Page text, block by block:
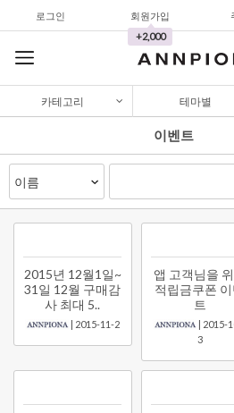
로그인
회원가입
+2,000
셔츠&블라우
와이드팬츠
한정세일
셔츠&블라우스
가디건/니트
카테고리 테마별
이벤트
2015년 12월1일~
31일 12월 구매감
사 최대 5..
| 2015-11-2
앱 고객님을
적립금쿠폰 이
트
| 2015-
3